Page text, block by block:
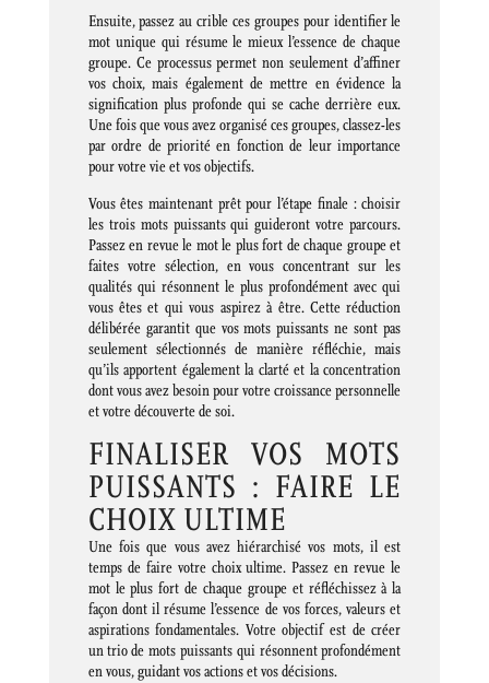
Ensuite, passez au crible ces groupes pour identifier le
mot unique qui résume le mieux l’essence de chaque
groupe. Ce processus permet non seulement d’affiner
vos choix, mais également de mettre en évidence la
signification plus profonde qui se cache derrière eux.
Une fois que vous avez organisé ces groupes, classez-les
par ordre de priorité en fonction de leur importance
pour votre vie et vos objectifs.
Vous êtes maintenant prêt pour l’étape finale : choisir
les trois mots puissants qui guideront votre parcours.
Passez en revue le mot le plus fort de chaque groupe et
faites votre sélection, en vous concentrant sur les
qualités qui résonnent le plus profondément avec qui
vous êtes et qui vous aspirez à être. Cette réduction
délibérée garantit que vos mots puissants ne sont pas
seulement sélectionnés de manière réfléchie, mais
qu’ils apportent également la clarté et la concentration
dont vous avez besoin pour votre croissance personnelle
et votre découverte de soi.
FINALISER VOS MOTS
PUISSANTS : FAIRE LE
CHOIX ULTIME
Une fois que vous avez hiérarchisé vos mots, il est
temps de faire votre choix ultime. Passez en revue le
mot le plus fort de chaque groupe et réfléchissez à la
façon dont il résume l’essence de vos forces, valeurs et
aspirations fondamentales. Votre objectif est de créer
un trio de mots puissants qui résonnent profondément
en vous, guidant vos actions et vos décisions.